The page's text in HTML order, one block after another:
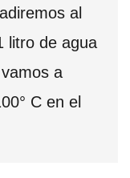
al
litro de agua
a
C en el